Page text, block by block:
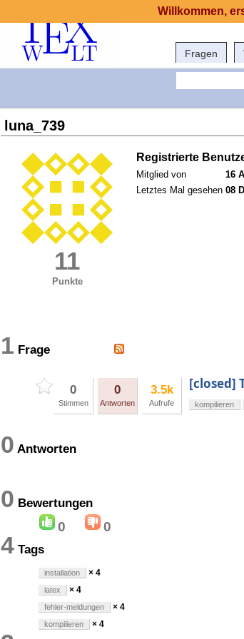
Fragen
luna_739
11
Punkte
Registrierte
Mitglied von
16
Letztes Mal gesehen 08
1 Frage
0
Stimmen
0
Antworten
3.5k
Aufrufe
[closed]
kompilieren
0 Antworten
0 Bewertungen
0 0
4 Tags
installation × 4
latex × 4
fehler-meldungen × 4
kompilieren × 4
Willkommen,